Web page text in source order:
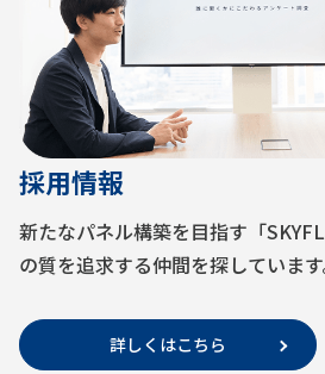
採用情報
新たなパネル構築を目指す「
の質を追求する仲間を探しています
詳しくはこちら